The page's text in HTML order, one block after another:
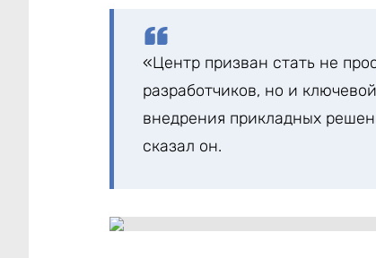
«Центр призван стать не
разработчиков, но и
внедрения прикладных
сказал он.